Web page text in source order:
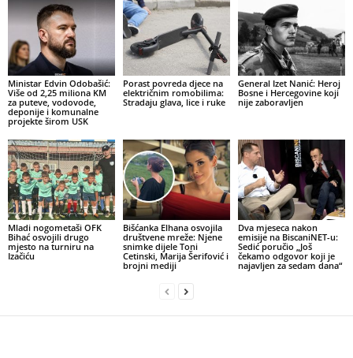
Ministar Edvin Odobašić:
Više od 2,25 miliona KM
za puteve, vodovode,
deponije i komunalne
projekte širom USK
Porast povreda djece na
električnim romobilima:
Stradaju glava, lice i ruke
General Izet Nanić: Heroj
Bosne i Hercegovine koji
nije zaboravljen
Mladi nogometaši OFK
Bihać osvojili drugo
mjesto na turniru na
Izačiću
Bišćanka Elhana osvojila
društvene mreže: Njene
snimke dijele Toni
Cetinski, Marija Šerifović i
brojni mediji
Dva mjeseca nakon
emisije na BiscaniNET-u:
Sedić poručio „Još
čekamo odgovor koji je
najavljen za sedam dana“